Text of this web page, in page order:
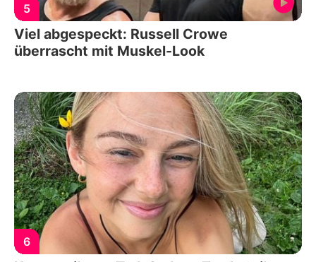
5
Viel abgespeckt: Russell Crowe
überrascht mit Muskel-Look
6